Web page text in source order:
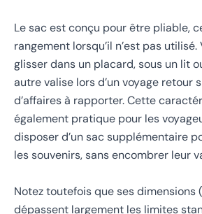
Le sac est conçu pour être pliable,
rangement lorsqu’il n’est pas utilisé.
glisser dans un placard, sous un lit
autre valise lors d’un voyage retour
d’affaires à rapporter. Cette
également pratique pour les
disposer d’un sac supplémentaire
les souvenirs, sans encombrer leur
Notez toutefois que ses dimensions
dépassent largement les limites